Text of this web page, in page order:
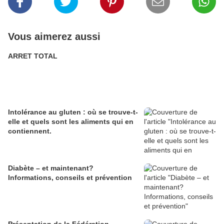
Vous aimerez aussi
ARRET TOTAL
Intolérance au gluten : où se trouve-t-
elle et quels sont les aliments qui en
contiennent.
Diabète – et maintenant?
Informations, conseils et prévention